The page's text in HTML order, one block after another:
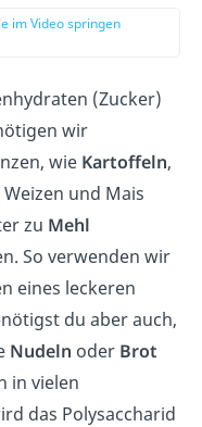
im Video springen
(Zucker)
wir
wie Kartoffeln,
und Mais
zu Mehl
So verwenden wir
eines leckeren
du aber auch,
Nudeln oder Brot
in vielen
das Polysaccharid